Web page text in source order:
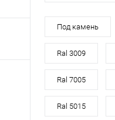
Оттенок
Толщина, мм
Купить в 1
Под камень
Ral 3009
Ral 7005
Ral 5015